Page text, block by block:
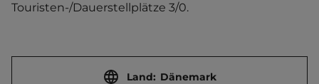
Touristen-/Dauerstellplätze 3/0.
Land: Dänemark